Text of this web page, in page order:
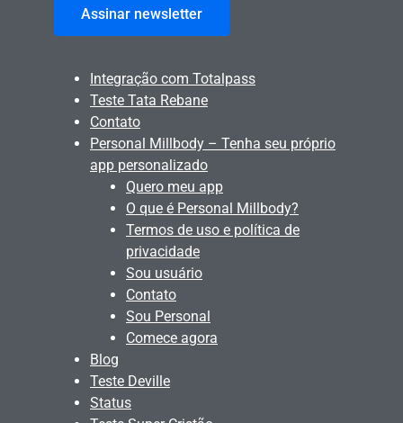
Assinar newsletter
Integração com Totalpass
Teste Tata Rebane
Contato
Personal Millbody – Tenha seu próprio
app personalizado
Quero meu app
O que é Personal Millbody?
Termos de uso e política de
privacidade
Sou usuário
Contato
Sou Personal
Comece agora
Blog
Teste Deville
Status